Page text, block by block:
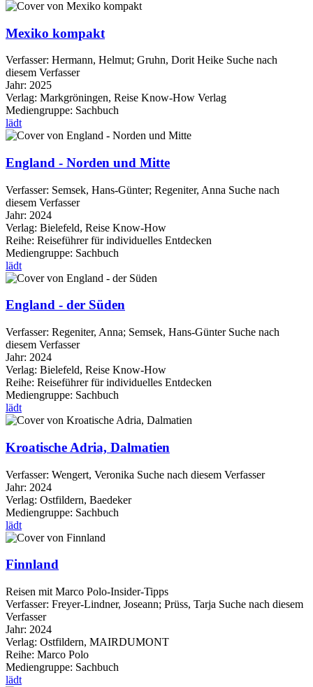
Mexiko kompakt
Verfasser: Hermann, Helmut; Gruhn, Dorit Heike Suche nach
diesem Verfasser
Jahr: 2025
Verlag: Markgröningen, Reise Know-How Verlag
Mediengruppe: Sachbuch
lädt
England - Norden und Mitte
Verfasser: Semsek, Hans-Günter; Regeniter, Anna Suche nach
diesem Verfasser
Jahr: 2024
Verlag: Bielefeld, Reise Know-How
Reihe: Reiseführer für individuelles Entdecken
Mediengruppe: Sachbuch
lädt
England - der Süden
Verfasser: Regeniter, Anna; Semsek, Hans-Günter Suche nach
diesem Verfasser
Jahr: 2024
Verlag: Bielefeld, Reise Know-How
Reihe: Reiseführer für individuelles Entdecken
Mediengruppe: Sachbuch
lädt
Kroatische Adria, Dalmatien
Verfasser: Wengert, Veronika Suche nach diesem Verfasser
Jahr: 2024
Verlag: Ostfildern, Baedeker
Mediengruppe: Sachbuch
lädt
Finnland
Reisen mit Marco Polo-Insider-Tipps
Verfasser: Freyer-Lindner, Joseann; Prüss, Tarja Suche nach diesem
Verfasser
Jahr: 2024
Verlag: Ostfildern, MAIRDUMONT
Reihe: Marco Polo
Mediengruppe: Sachbuch
lädt